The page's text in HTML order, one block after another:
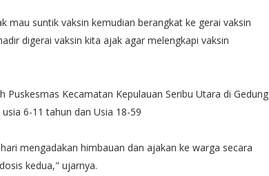
mau suntik vaksin kemudian berangkat ke gerai vaksin
digerai vaksin kita ajak agar melengkapi vaksin
Kecamatan Kepulauan Seribu Utara di Gedung
6-11 tahun dan Usia 18-59
mengadakan himbauan dan ajakan ke warga secara
kedua," ujarnya.